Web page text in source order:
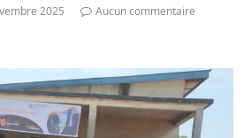
2025
Aucun commentaire